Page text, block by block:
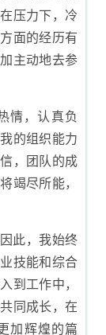
压力下，冷
面的经历有
主动地去参
情，认真负
的组织能力
，团队的成
竭尽所能，
此，我始终
技能和综合
到工作中，
同成长，在
加辉煌的篇